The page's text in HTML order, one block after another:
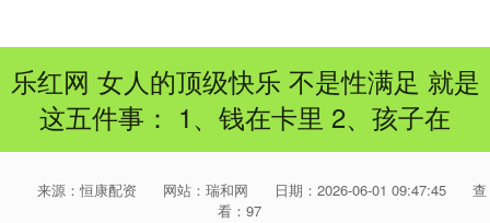
乐红网 女人的顶级快乐 不是性满足 就是
这五件事： 1、钱在卡里 2、孩子在
来源：恒康配资 网站：瑞和网 日期：2026-06-01 09:47:45
查
看：97